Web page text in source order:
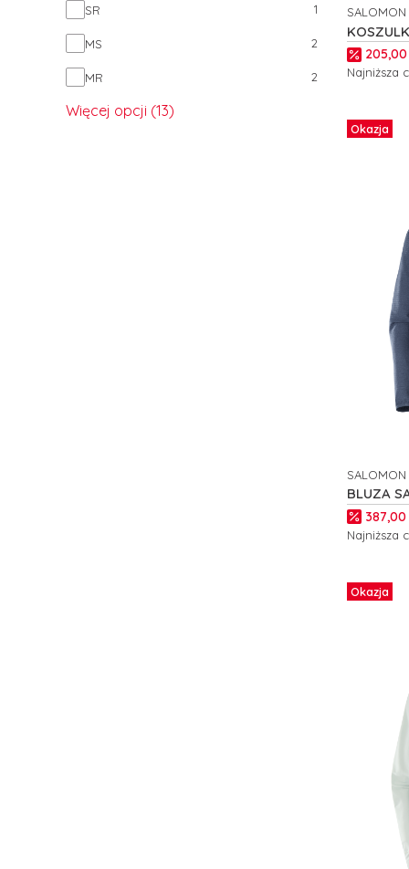
SR 1
MS 2
MR 2
Więcej opcji (13)
PRODUCENT
SALOMON
Cena
205,00
Najniższa
Okazja
BLUZA
PRODUCENT
SALOMON
Cena
387,00
Najniższa
Okazja